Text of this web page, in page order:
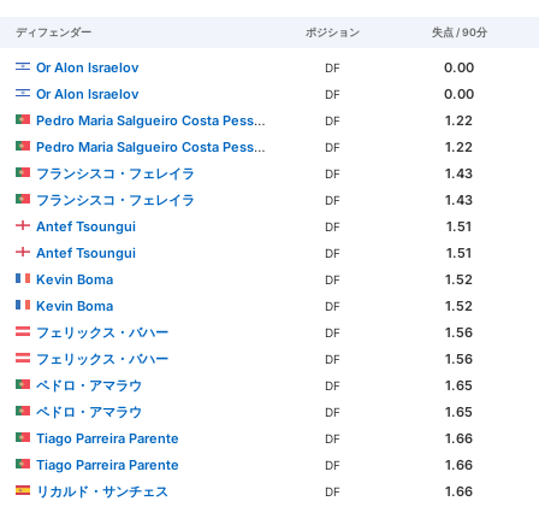
ディフェンダー ポジション 失点 / 90分
Or Alon Israelov DF
0.00
Or Alon Israelov
DF
0.00
Pedro Maria Salgueiro Costa Pessoa Carvalho
DF
1.22
Pedro Maria Salgueiro Costa Pessoa Carvalho
DF
1.22
フランシスコ・フェレイラ
DF
1.43
フランシスコ・フェレイラ
DF
1.43
Antef Tsoungui
DF
1.51
Antef Tsoungui
DF
1.51
Kevin Boma
DF
1.52
Kevin Boma
DF
1.52
フェリックス・バハー
DF
1.56
フェリックス・バハー
DF
1.56
ペドロ・アマラウ
DF
1.65
ペドロ・アマラウ
DF
1.65
Tiago Parreira Parente
DF
1.66
Tiago Parreira Parente
DF
1.66
リカルド・サンチェス
DF
1.66